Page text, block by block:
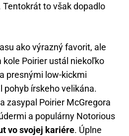
to však dopadlo
ako výrazný favorit, ale
kole Poirier ustál niekoľko
presnými low-kickmi
pohyb írskeho velikána.
zasypal Poirier McGregora
a populárny Notorious
vo svojej kariére. Úplne